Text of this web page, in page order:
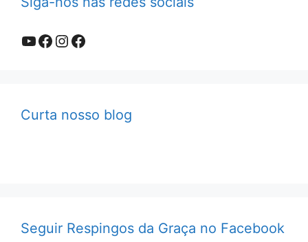
Youtube
Facebook
Instagram
Facebook
Curta nosso blog
Seguir Respingos da Graça no Facebook